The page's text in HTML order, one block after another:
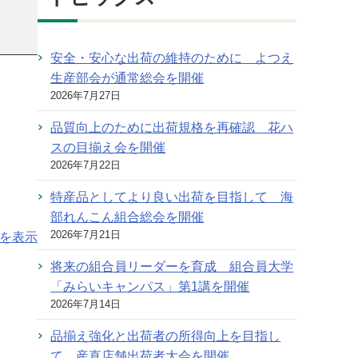
表示
安全・安心な出荷の維持のために よつえ
生産部会が通常総会を開催
2026年7月27日
品質向上のために出荷規格を再確認 花ハ
スの目揃え会を開催
2026年7月22日
特産品としてより良い出荷を目指して 海
部れんこん組合総会を開催
2026年7月21日
将来の組合員リーダーを育成 組合員大学
「みらいキャンパス」第1講を開催
2026年7月14日
品揃え強化と出荷者の所得向上を目指し